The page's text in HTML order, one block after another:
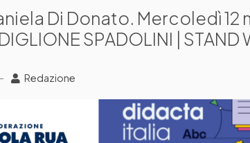
Di Donato. Mercoledì 12
SPADOLINI | STAND
Redazione